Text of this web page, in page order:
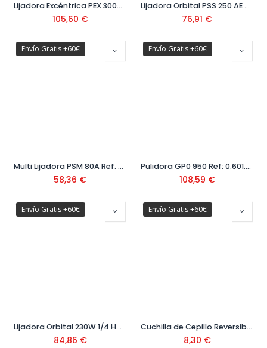
Lijadora Excéntrica PEX 300AE Ref. 0603 3A3 000
105,60 €
Lijadora Orbital PSS 250 AE Ref: 0603 340 200
76,91 €
Envío Gratis +60€
Multi Lijadora PSM 80A Ref. 0603 354 000
58,36 €
Envío Gratis +60€
Pulidora GP0 950 Ref: 0.601.3A2.020
108,59 €
Envío Gratis +60€
Lijadora Orbital 230W 1/4 Hoja Ref. DWE6411-QS
84,86 €
Envío Gratis +60€
Cuchilla de Cepillo Reversible GHO 12V (2 ud)
8,30 €